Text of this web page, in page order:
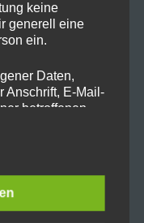
ihr
TV mit 43
OS, ähnlich
keine
generell eine
ein.
Daten,
Anschrift, E-Mail-
betroffenen
in
möchte unser